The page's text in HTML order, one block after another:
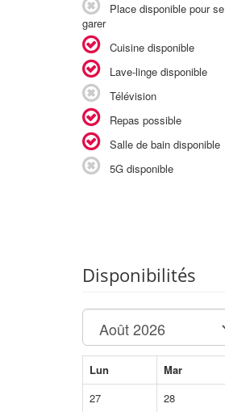
Place disponible pour se
garer
Cuisine disponible
Lave-linge disponible
Télévision
Repas possible
Salle de bain disponible
5G disponible
Disponibilités
Lun Mar
27
28